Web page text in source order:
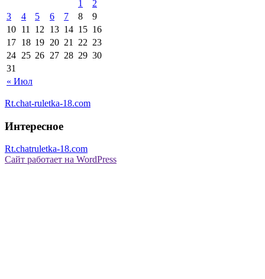
« Июл
1
2
3
4 5 6 7 8
9
10 11 12 13 14 15 16
17 18 19 20 21 22 23
24 25 26 27 28 29 30
31
Rt.chat-ruletka-18.com
Интересное
Rt.chatruletka-18.com
Сайт работает на WordPress